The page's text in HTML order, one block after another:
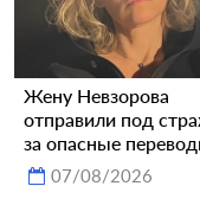
Жену Невзорова
отправили под
за опасные
07/08/2026